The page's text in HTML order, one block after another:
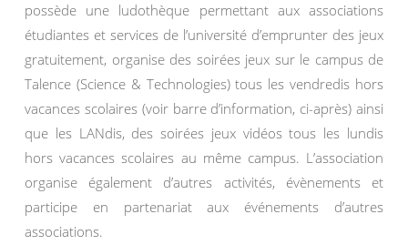
possède une ludothèque permettant aux associations
étudiantes et services de l’université d’emprunter des jeux
gratuitement, organise des soirées jeux sur le campus de
Talence (Science & Technologies) tous les vendredis hors
vacances scolaires (voir barre d’information, ci-après) ainsi
que les LANdis, des soirées jeux vidéos tous les lundis
hors vacances scolaires au même campus. L’association
organise également d’autres activités, évènements et
participe en partenariat aux événements d’autres
associations.